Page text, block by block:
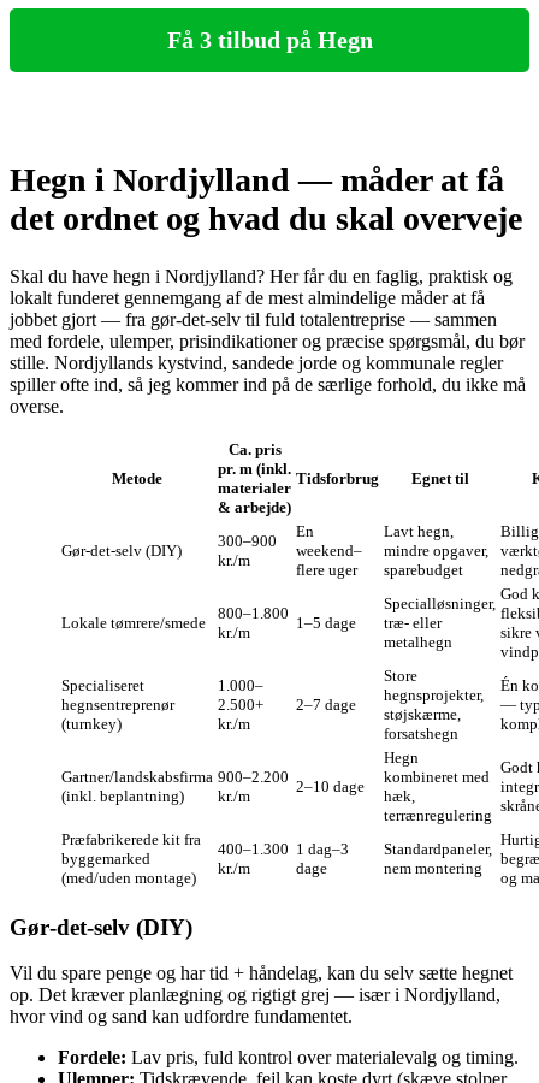
Få 3 tilbud på Hegn
Hegn i Nordjylland — måder at få
det ordnet og hvad du skal overveje
Skal du have hegn i Nordjylland? Her får du en faglig, praktisk og
lokalt funderet gennemgang af de mest almindelige måder at få
jobbet gjort — fra gør‑det‑selv til fuld totalentreprise — sammen
med fordele, ulemper, prisindikationer og præcise spørgsmål, du bør
stille. Nordjyllands kystvind, sandede jorde og kommunale regler
spiller ofte ind, så jeg kommer ind på de særlige forhold, du ikke må
overse.
Metode
Ca. pris
pr. m (inkl.
materialer
& arbejde)
Tidsforbrug Egnet til
Gør‑det‑selv (DIY)
300–900
kr./m
En
weekend–
flere uger
Lavt hegn,
mindre opgaver,
sparebudget
Lokale tømrere/smede
800–1.800
kr./m
1–5 dage
Specialløsninger,
træ- eller
metalhegn
God
sikre
Specialiseret
hegnsentreprenør
(turnkey)
1.000–
2.500+
kr./m
2–7 dage
Store
hegnsprojekter,
støjskærme,
forsatshegn
Én
—
Gartner/landskabsfirma
(inkl. beplantning)
900–2.200
kr./m
2–10 dage
Hegn
kombineret med
hæk,
terrænregulering
Godt
Præfabrikerede kit fra
byggemarked
(med/uden montage)
400–1.300
kr./m
1 dag–3
dage
Standardpaneler,
nem montering
og
Gør‑det‑selv (DIY)
Vil du spare penge og har tid + håndelag, kan du selv sætte hegnet
op. Det kræver planlægning og rigtigt grej — især i Nordjylland,
hvor vind og sand kan udfordre fundamentet.
Fordele: Lav pris, fuld kontrol over materialevalg og timing.